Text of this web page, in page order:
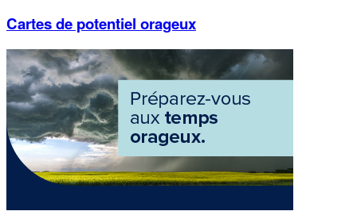
Cartes de potentiel orageux